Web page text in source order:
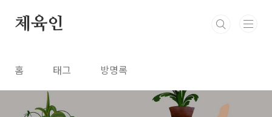
체육인
홈 태그 방명록